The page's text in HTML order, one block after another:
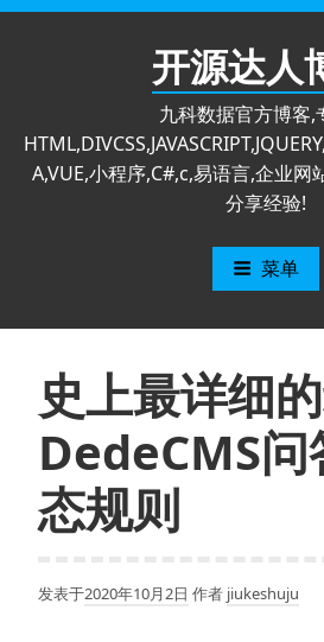
跳
开源达人
九科数据官方博客,
A,VUE,小程序,C#,c,易语言,企业网
分享经验!
菜单
史上最详细
DedeCMS问
态规则
发表于2020年10月2日 作者 jiukeshuju